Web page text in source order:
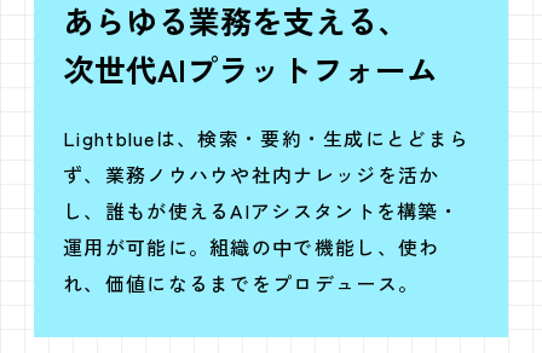
あらゆる業務を支える、
次世代AIプラットフォーム
Lightblueは、検索・要約・生成にとどまら
ず、業務ノウハウや社内ナレッジを活か
し、誰もが使えるAIアシスタントを構築・
運用が可能に。組織の中で機能し、使わ
れ、価値になるまでをプロデュース。